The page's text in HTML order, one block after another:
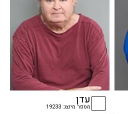
עדן
מספר מיוצג: 19233